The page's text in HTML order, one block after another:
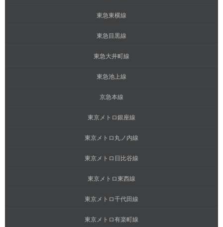
東急東横線
東急目黒線
東急大井町線
東急池上線
京急本線
東京メトロ銀座線
東京メトロ丸ノ内線
東京メトロ日比谷線
東京メトロ東西線
東京メトロ千代田線
東京メトロ有楽町線